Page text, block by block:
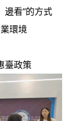
看”的方式
環境
政策